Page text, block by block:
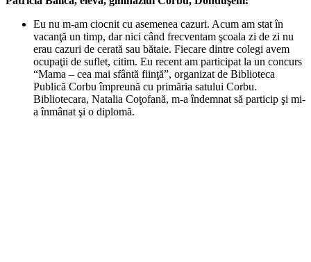
Eu nu m-am ciocnit cu asemenea cazuri. Acum am stat în
vacanţă un timp, dar nici când frecventam şcoala zi de zi nu
erau cazuri de cerată sau bătaie. Fiecare dintre colegi avem
ocupaţii de suflet, citim. Eu recent am participat la un concurs
“Mama – cea mai sfântă fiinţă”, organizat de Biblioteca
Publică Corbu împreună cu primăria satului Corbu.
Bibliotecara, Natalia Coţofană, m-a îndemnat să particip şi mi-
a înmânat şi o diplomă.